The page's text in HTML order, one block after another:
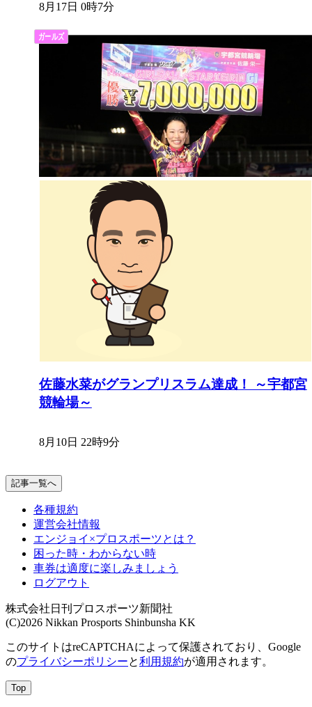
8月17日 0時7分
佐藤水菜がグランプリスラム達成！ ～宇都宮
競輪場～
8月10日 22時9分
記事一覧へ
各種規約
運営会社情報
エンジョイ×プロスポーツとは？
困った時・わからない時
車券は適度に楽しみましょう
ログアウト
株式会社日刊プロスポーツ新聞社
(C)2026 Nikkan Prosports Shinbunsha KK
このサイトはreCAPTCHAによって保護されており、Google
のプライバシーポリシーと利用規約が適用されます。
Top